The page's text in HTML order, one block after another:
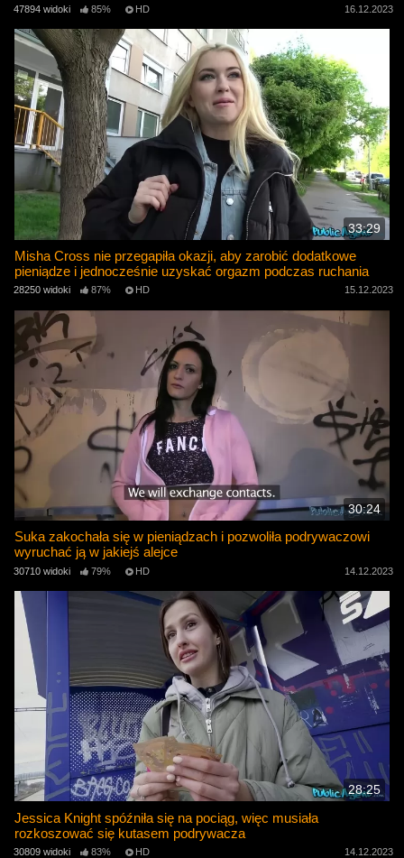
47894 widoki 85% HD 16.12.2023
33:29
Misha Cross nie przegapiła okazji, aby zarobić dodatkowe
pieniądze i jednocześnie uzyskać orgazm podczas ruchania
28250 widoki 87% HD 15.12.2023
30:24
Suka zakochała się w pieniądzach i pozwoliła podrywaczowi
wyruchać ją w jakiejś alejce
30710 widoki 79% HD 14.12.2023
28:25
Jessica Knight spóźniła się na pociąg, więc musiała
rozkoszować się kutasem podrywacza
30809 widoki 83% HD 14.12.2023